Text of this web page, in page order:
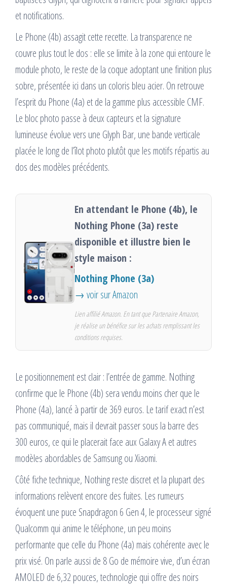
et notifications.
Le Phone (4b) assagit cette recette. La transparence ne
couvre plus tout le dos : elle se limite à la zone qui entoure le
module photo, le reste de la coque adoptant une finition plus
sobre, présentée ici dans un coloris bleu acier. On retrouve
l’esprit du Phone (4a) et de la gamme plus accessible CMF.
Le bloc photo passe à deux capteurs et la signature
lumineuse évolue vers une Glyph Bar, une bande verticale
placée le long de l’îlot photo plutôt que les motifs répartis au
dos des modèles précédents.
En attendant le Phone (4b), le
Nothing Phone (3a) reste
disponible et illustre bien le
style maison :
Nothing Phone (3a)
→ voir sur Amazon
Lien affilié Amazon. En tant que Partenaire Amazon,
je réalise un bénéfice sur les achats remplissant les
conditions requises.
Le positionnement est clair : l’entrée de gamme. Nothing
confirme que le Phone (4b) sera vendu moins cher que le
Phone (4a), lancé à partir de 369 euros. Le tarif exact n’est
pas communiqué, mais il devrait passer sous la barre des
300 euros, ce qui le placerait face aux Galaxy A et autres
modèles abordables de Samsung ou Xiaomi.
Côté fiche technique, Nothing reste discret et la plupart des
informations relèvent encore des fuites. Les rumeurs
évoquent une puce Snapdragon 6 Gen 4, le processeur signé
Qualcomm qui anime le téléphone, un peu moins
performante que celle du Phone (4a) mais cohérente avec le
prix visé. On parle aussi de 8 Go de mémoire vive, d’un écran
AMOLED de 6,32 pouces, technologie qui offre des noirs